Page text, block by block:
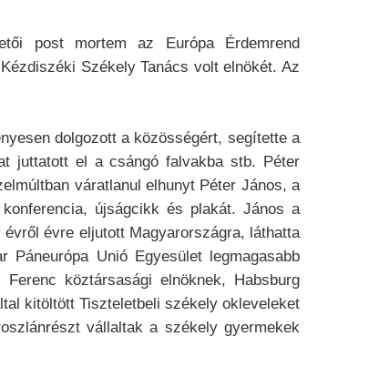
post mortem az Európa Érdemrend
Székely Tanács volt elnökét. Az
dolgozott a közösségért, segítette a
juttatott el a csángó falvakba stb. Péter
váratlanul elhunyt Péter János, a
újságcikk és plakát. János a
évre eljutott Magyarországra, láthatta
Unió Egyesület legmagasabb
köztársasági elnöknek, Habsburg
kitöltött Tiszteletbeli székely okleveleket
vállaltak a székely gyermekek